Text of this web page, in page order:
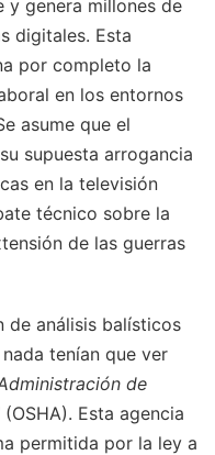
y genera millones de
digitales. Esta
por completo la
en los entornos
asume que el
supuesta arrogancia
en la televisión
técnico sobre la
de las guerras
de análisis balísticos
tenían que ver
de
(OSHA). Esta agencia
permitida por la ley a